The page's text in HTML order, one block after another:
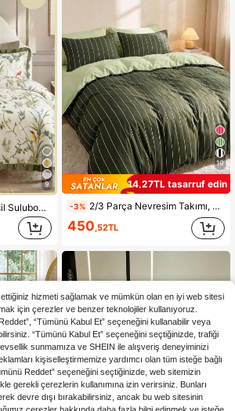
9
2 Parça/3 Parça Set Yeşil Suluboya Stili Yaprak Desenli Kuş Baskılı Fırfırlı Kenar Nevresim Takımı (1 Nevresim + 2 Yastık Kılıfı, İç Dolgu Hariç), Polyester Fiberden Üretilmiştir, Yatak Odası ve Misafir Odası İçin Uygun, Hediye Olarak, Cilt Dostu Yumuşak ve Hafif, Dört Mevsim Yatak Takımı, Yatak Odası Estetiği, Ev Estetiği
19
14,27TL tasarruf edin
-3% 2/3 Parça Nevresim Takımı, Ev Tekstili, Minimalist Stil, Yeşil ve Beyaz Çizgili, Konforlu ve Nefes Alan Yatak Takımı, Yumuşak ve Tüylenme Karşıtı, Yorgan İçliği Hariç, Tüm Büyük Yatak Boyutlarına Uygun, Tüm Mevsimler İçin, Oda Dekoru
450,52TL
hizmeti sağlamak ve mümkün olan en iyi web sitesi
için çerezler ve benzer teknolojiler kullanıyoruz.
“Tümünü Kabul Et” seçeneğini kullanabilir veya
“Tümünü Kabul Et” seçeneğini seçtiğinizde, trafiği
sunmamıza ve SHEIN ile alışveriş deneyiminizi
kişiselleştirmemize yardımcı olan tüm isteğe bağlı
Reddet” seçeneğini seçtiğinizde, web sitemizin
gerekli çerezlerin kullanımına izin verirsiniz. Bunları
devre dışı bırakabilirsiniz, ancak bu web sitesinin